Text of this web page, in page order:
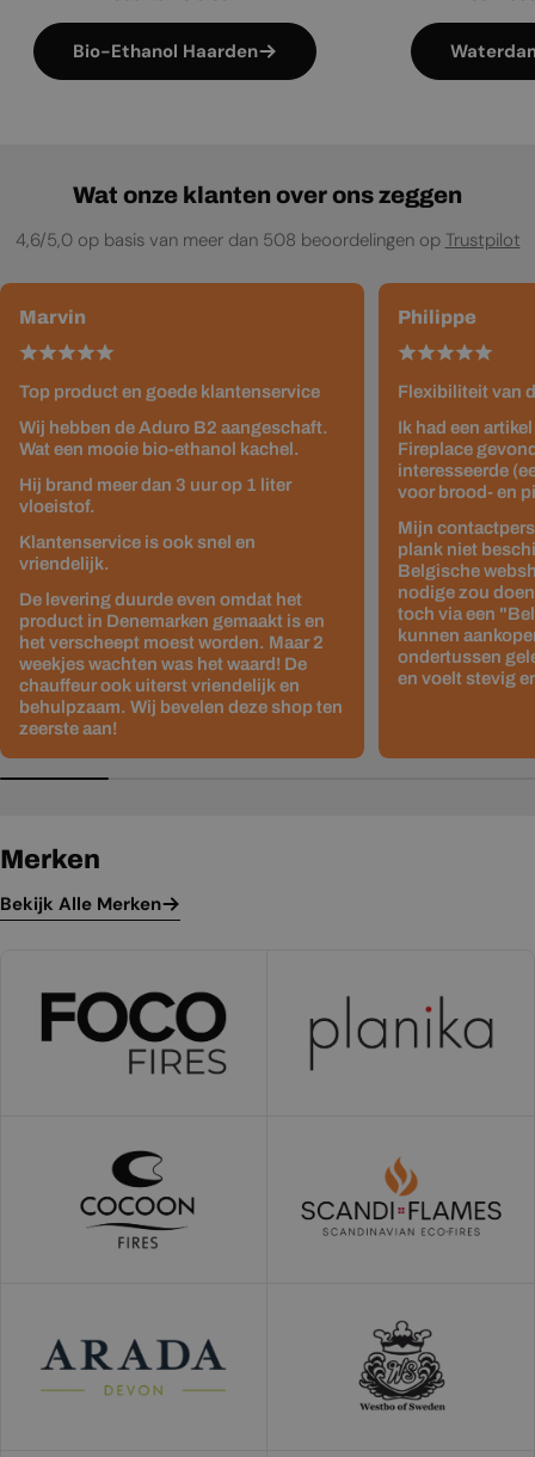
Bio-Ethanol Haarden
Wat onze klanten over ons zeggen
4,6/5,0 op basis van meer dan 508 beoordelingen op Trustpilot
Marvin
Top product en goede klantenservice
Wij hebben de Aduro B2 aangeschaft.
Wat een mooie bio-ethanol kachel.
Hij brand meer dan 3 uur op 1 liter
vloeistof.
Klantenservice is ook snel en
vriendelijk.
De levering duurde even omdat het
product in Denemarken gemaakt is en
het verscheept moest worden. Maar 2
weekjes wachten was het waard! De
chauffeur ook uiterst vriendelijk en
behulpzaam. Wij bevelen deze shop ten
zeerste aan!
Philippe
Flexibiliteit van
Ik had een
Fireplace
interesseerde
voor brood- en
Mijn
plank niet
Belgische
nodige zou
toch via een
kunnen
ondertussen
en voelt stevig
Merken
Bekijk Alle Merken